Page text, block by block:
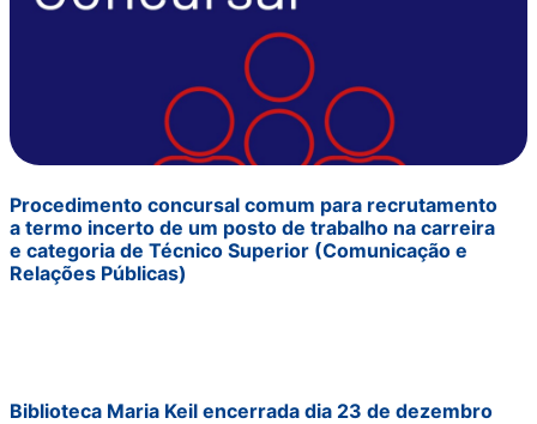
Procedimento concursal comum para recrutamento
a termo incerto de um posto de trabalho na carreira
e categoria de Técnico Superior (Comunicação e
Relações Públicas)
Biblioteca Maria Keil encerrada dia 23 de dezembro